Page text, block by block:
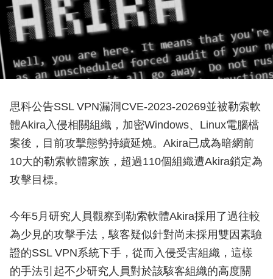
思科公告SSL VPN漏洞CVE-2023-20269並被勒索軟
體Akira入侵相關組織，加密Windows、Linux電腦檔
案後，目前攻擊態勢持續延燒。Akira已成為暗網前
10大的勒索軟體家族，超過110個組織遭Akira鎖定為
攻擊目標。
今年5月研究人員觀察到勒索軟體Akira採用了過往較
為少見的攻擊手法，駭客疑似針對尚未採用雙因素驗
證的SSL VPN系統下手，從而入侵受害組織，這樣
的手法引起不少研究人員對於該駭客組織的高度關